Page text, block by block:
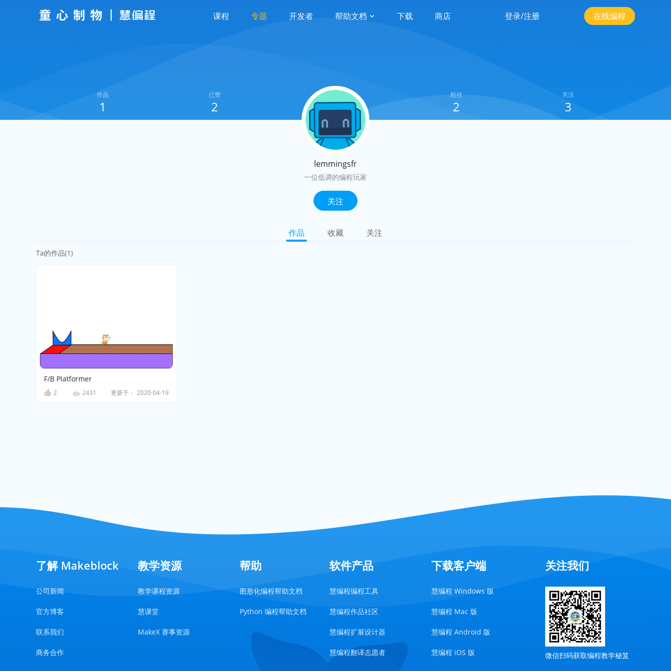
课程 专题 开发者 帮助文档 下载 商店 登录/注册 在线编程
作品
1
已赞
2
粉丝
2
关注
3
lemmingsfr
一位低调的编程玩家
关注
作品 收藏 关注
Ta的作品(1)
F/B Platformer
2 2431 更新于： 2020-04-19
了解 Makeblock
公司新闻
官方博客
联系我们
商务合作
教学资源
教学课程资源
慧课堂
MakeX 赛事资源
帮助
图形化编程帮助文档
Python 编程帮助文档
软件产品
慧编程编程工具
慧编程作品社区
慧编程扩展设计器
慧编程翻译志愿者
下载客户端
慧编程 Windows 版
慧编程 Mac 版
慧编程 Android 版
慧编程 iOS 版
关注我们
微信扫码获取编程教学秘笈